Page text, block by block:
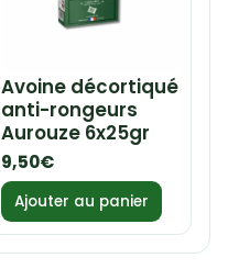
Avoine décortiqué
anti-rongeurs
Aurouze 6x25gr
9,50€
Ajouter au panier